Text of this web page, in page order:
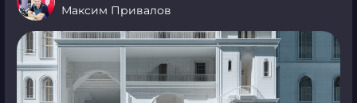
Максим Привалов